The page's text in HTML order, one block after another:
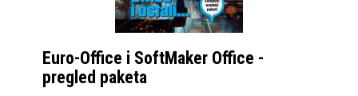
Euro-Office i SoftMaker Office -
pregled paketa